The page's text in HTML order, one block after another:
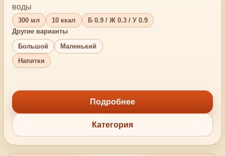
воды
300 мл 10 ккал
Б 0.9 / Ж 0.3 / У 0.9
Другие варианты
Большой
Маленький
Напитки
Подробнее
Категория